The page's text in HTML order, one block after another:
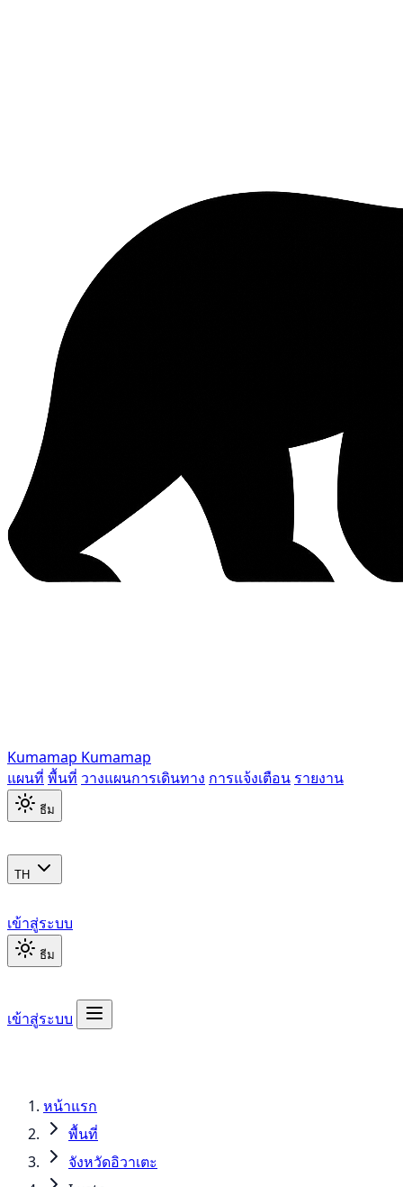
Kumamap Kumamap
แผนที่ พื้นที่ วางแผนการเดินทาง การแจ้งเตือน รายงาน
ธีม
TH
เข้าสู่ระบบ
ธีม
เข้าสู่ระบบ
หน้าแรก
พื้นที่
จังหวัดอิวาเตะ